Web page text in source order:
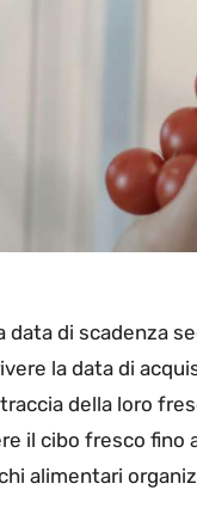
data di scadenza
la data di
della loro
il cibo fresco fino
alimentari